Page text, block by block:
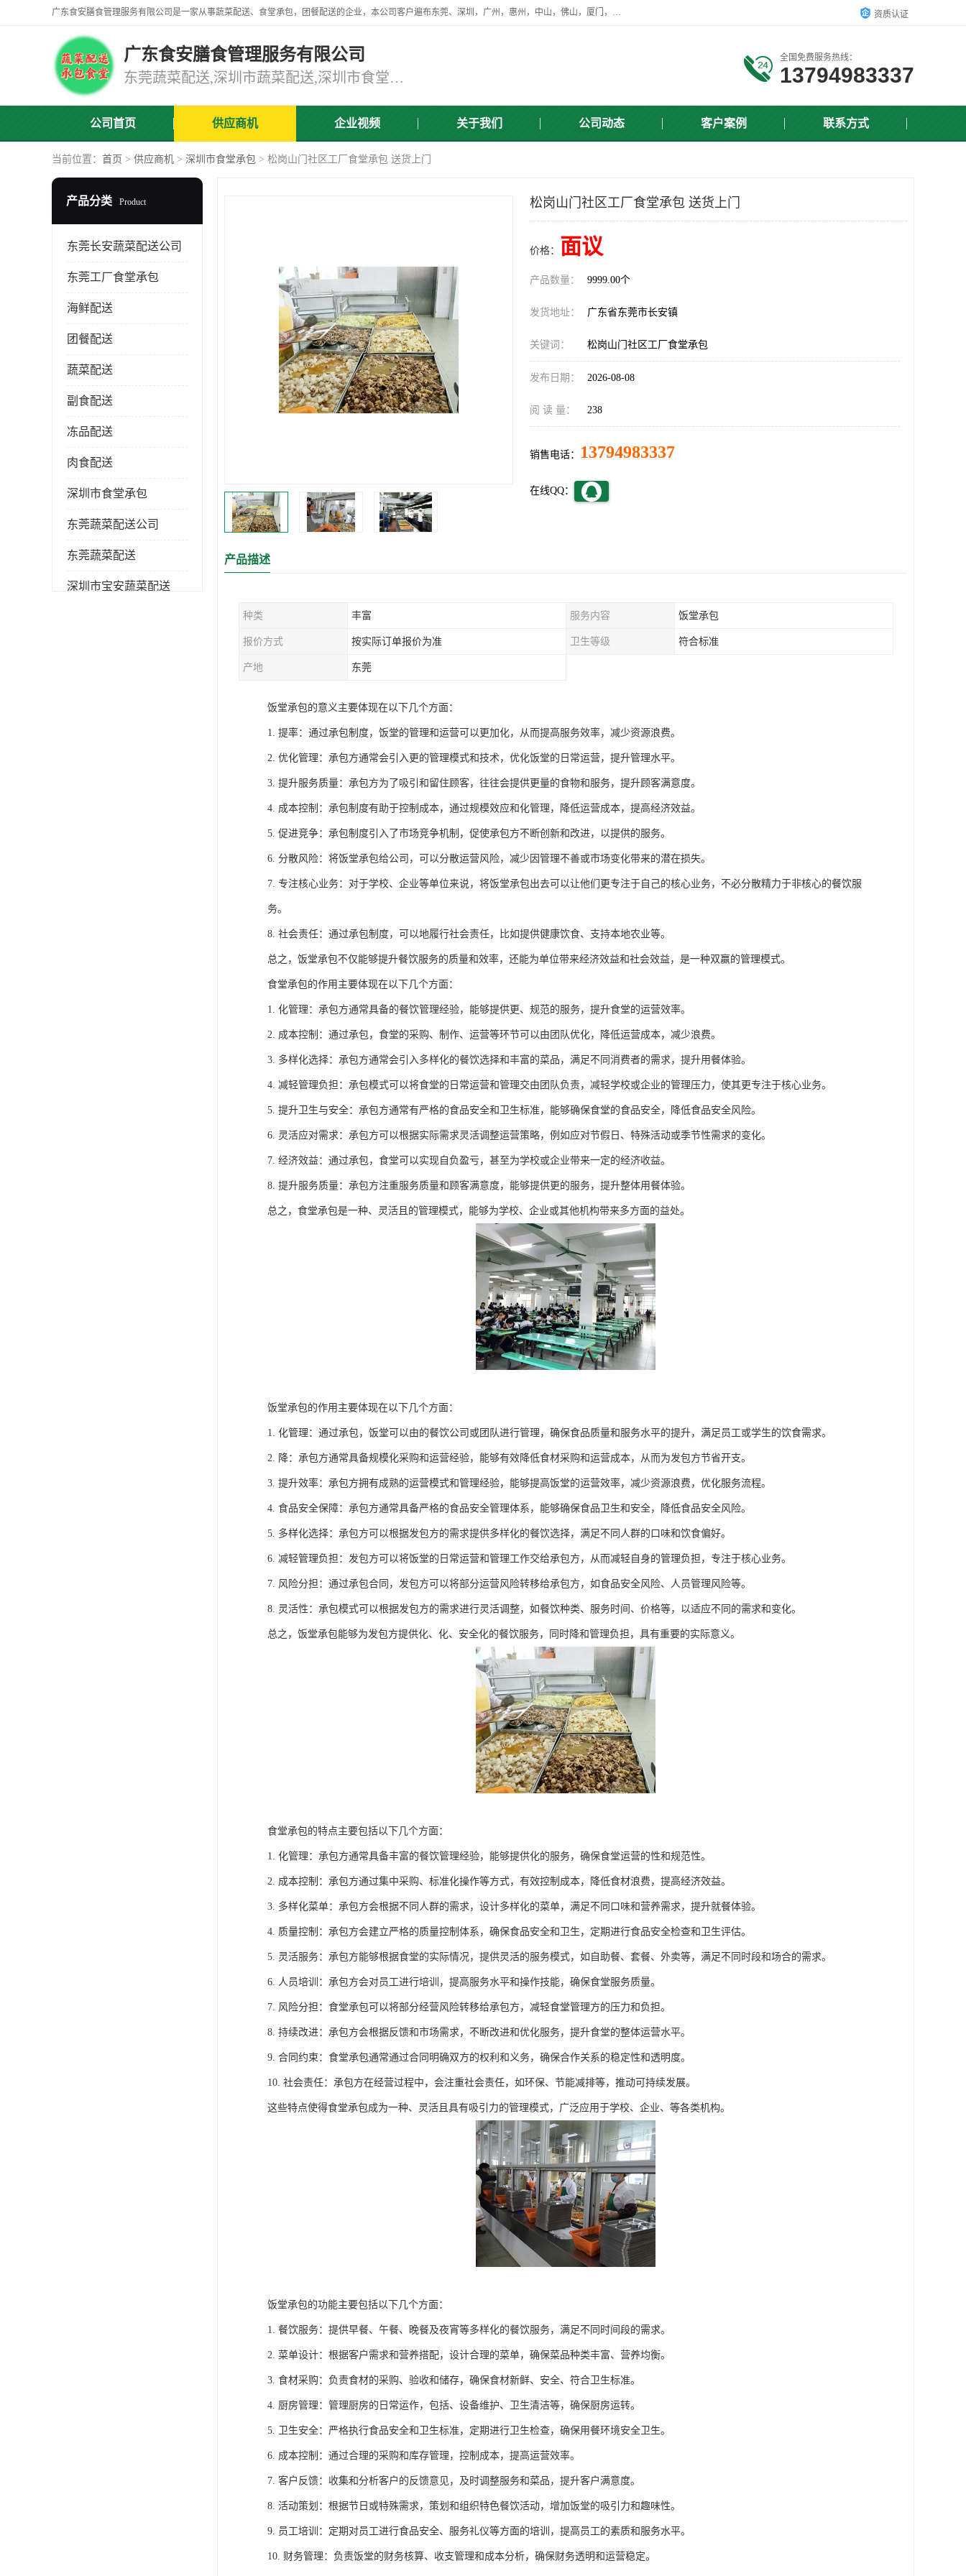
广东食安膳食管理服务有限公司是一家从事蔬菜配送、食堂承包，团餐配送的企业，本公司客户遍布东莞、深圳，广州，惠州，中山，佛山，厦门，肇庆，江门，清远等地，资质齐全，提供学校、工厂、医院、企业、地铁、大型超市、商场、单位、消防队、监狱食堂饭堂蔬菜配送，集新鲜蔬菜、新鲜肉类、粮油、瓜果 、干货 、水产、冻品、粮油、调味品、日用品、调味品及进口冷冻食品为主的原料供应商等为一体的化配送服务机构！ 资质认证
广东食安膳食管理服务有限公司
东莞蔬菜配送,深圳市蔬菜配送,深圳市食堂承包,深圳市宝安蔬菜配送,东莞工厂食堂承包,东莞蔬菜配送公司,东莞长安蔬菜配送公司
全国免费服务热线：
13794983337
公司首页 供应商机 企业视频 关于我们 公司动态 客户案例 联系方式
当前位置： 首页 > 供应商机 > 深圳市食堂承包 > 松岗山门社区工厂食堂承包 送货上门
产品分类 Product
东莞长安蔬菜配送公司
东莞工厂食堂承包
海鲜配送
团餐配送
蔬菜配送
副食配送
冻品配送
肉食配送
深圳市食堂承包
东莞蔬菜配送公司
东莞蔬菜配送
深圳市宝安蔬菜配送
松岗山门社区工厂食堂承包 送货上门
价格： 面议
产品数量： 9999.00个
发货地址： 广东省东莞市长安镇
关键词： 松岗山门社区工厂食堂承包
发布日期： 2026-08-08
阅 读 量： 238
销售电话： 13794983337
在线QQ：
产品描述
种类 丰富 服务内容 饭堂承包
报价方式 按实际订单报价为准 卫生等级 符合标准
产地 东莞
饭堂承包的意义主要体现在以下几个方面：
1. 提率：通过承包制度，饭堂的管理和运营可以更加化，从而提高服务效率，减少资源浪费。
2. 优化管理：承包方通常会引入更的管理模式和技术，优化饭堂的日常运营，提升管理水平。
3. 提升服务质量：承包方为了吸引和留住顾客，往往会提供更量的食物和服务，提升顾客满意度。
4. 成本控制：承包制度有助于控制成本，通过规模效应和化管理，降低运营成本，提高经济效益。
5. 促进竞争：承包制度引入了市场竞争机制，促使承包方不断创新和改进，以提供的服务。
6. 分散风险：将饭堂承包给公司，可以分散运营风险，减少因管理不善或市场变化带来的潜在损失。
7. 专注核心业务：对于学校、企业等单位来说，将饭堂承包出去可以让他们更专注于自己的核心业务，不必分散精力于非核心的餐饮服
务。
8. 社会责任：通过承包制度，可以地履行社会责任，比如提供健康饮食、支持本地农业等。
总之，饭堂承包不仅能够提升餐饮服务的质量和效率，还能为单位带来经济效益和社会效益，是一种双赢的管理模式。
食堂承包的作用主要体现在以下几个方面：
1. 化管理：承包方通常具备的餐饮管理经验，能够提供更、规范的服务，提升食堂的运营效率。
2. 成本控制：通过承包，食堂的采购、制作、运营等环节可以由团队优化，降低运营成本，减少浪费。
3. 多样化选择：承包方通常会引入多样化的餐饮选择和丰富的菜品，满足不同消费者的需求，提升用餐体验。
4. 减轻管理负担：承包模式可以将食堂的日常运营和管理交由团队负责，减轻学校或企业的管理压力，使其更专注于核心业务。
5. 提升卫生与安全：承包方通常有严格的食品安全和卫生标准，能够确保食堂的食品安全，降低食品安全风险。
6. 灵活应对需求：承包方可以根据实际需求灵活调整运营策略，例如应对节假日、特殊活动或季节性需求的变化。
7. 经济效益：通过承包，食堂可以实现自负盈亏，甚至为学校或企业带来一定的经济收益。
8. 提升服务质量：承包方注重服务质量和顾客满意度，能够提供更的服务，提升整体用餐体验。
总之，食堂承包是一种、灵活且的管理模式，能够为学校、企业或其他机构带来多方面的益处。
饭堂承包的作用主要体现在以下几个方面：
1. 化管理：通过承包，饭堂可以由的餐饮公司或团队进行管理，确保食品质量和服务水平的提升，满足员工或学生的饮食需求。
2. 降：承包方通常具备规模化采购和运营经验，能够有效降低食材采购和运营成本，从而为发包方节省开支。
3. 提升效率：承包方拥有成熟的运营模式和管理经验，能够提高饭堂的运营效率，减少资源浪费，优化服务流程。
4. 食品安全保障：承包方通常具备严格的食品安全管理体系，能够确保食品卫生和安全，降低食品安全风险。
5. 多样化选择：承包方可以根据发包方的需求提供多样化的餐饮选择，满足不同人群的口味和饮食偏好。
6. 减轻管理负担：发包方可以将饭堂的日常运营和管理工作交给承包方，从而减轻自身的管理负担，专注于核心业务。
7. 风险分担：通过承包合同，发包方可以将部分运营风险转移给承包方，如食品安全风险、人员管理风险等。
8. 灵活性：承包模式可以根据发包方的需求进行灵活调整，如餐饮种类、服务时间、价格等，以适应不同的需求和变化。
总之，饭堂承包能够为发包方提供化、化、安全化的餐饮服务，同时降和管理负担，具有重要的实际意义。
食堂承包的特点主要包括以下几个方面：
1. 化管理：承包方通常具备丰富的餐饮管理经验，能够提供化的服务，确保食堂运营的性和规范性。
2. 成本控制：承包方通过集中采购、标准化操作等方式，有效控制成本，降低食材浪费，提高经济效益。
3. 多样化菜单：承包方会根据不同人群的需求，设计多样化的菜单，满足不同口味和营养需求，提升就餐体验。
4. 质量控制：承包方会建立严格的质量控制体系，确保食品安全和卫生，定期进行食品安全检查和卫生评估。
5. 灵活服务：承包方能够根据食堂的实际情况，提供灵活的服务模式，如自助餐、套餐、外卖等，满足不同时段和场合的需求。
6. 人员培训：承包方会对员工进行培训，提高服务水平和操作技能，确保食堂服务质量。
7. 风险分担：食堂承包可以将部分经营风险转移给承包方，减轻食堂管理方的压力和负担。
8. 持续改进：承包方会根据反馈和市场需求，不断改进和优化服务，提升食堂的整体运营水平。
9. 合同约束：食堂承包通常通过合同明确双方的权利和义务，确保合作关系的稳定性和透明度。
10. 社会责任：承包方在经营过程中，会注重社会责任，如环保、节能减排等，推动可持续发展。
这些特点使得食堂承包成为一种、灵活且具有吸引力的管理模式，广泛应用于学校、企业、等各类机构。
饭堂承包的功能主要包括以下几个方面：
1. 餐饮服务：提供早餐、午餐、晚餐及夜宵等多样化的餐饮服务，满足不同时间段的需求。
2. 菜单设计：根据客户需求和营养搭配，设计合理的菜单，确保菜品种类丰富、营养均衡。
3. 食材采购：负责食材的采购、验收和储存，确保食材新鲜、安全、符合卫生标准。
4. 厨房管理：管理厨房的日常运作，包括、设备维护、卫生清洁等，确保厨房运转。
5. 卫生安全：严格执行食品安全和卫生标准，定期进行卫生检查，确保用餐环境安全卫生。
6. 成本控制：通过合理的采购和库存管理，控制成本，提高运营效率。
7. 客户反馈：收集和分析客户的反馈意见，及时调整服务和菜品，提升客户满意度。
8. 活动策划：根据节日或特殊需求，策划和组织特色餐饮活动，增加饭堂的吸引力和趣味性。
9. 员工培训：定期对员工进行食品安全、服务礼仪等方面的培训，提高员工的素质和服务水平。
10. 财务管理：负责饭堂的财务核算、收支管理和成本分析，确保财务透明和运营稳定。